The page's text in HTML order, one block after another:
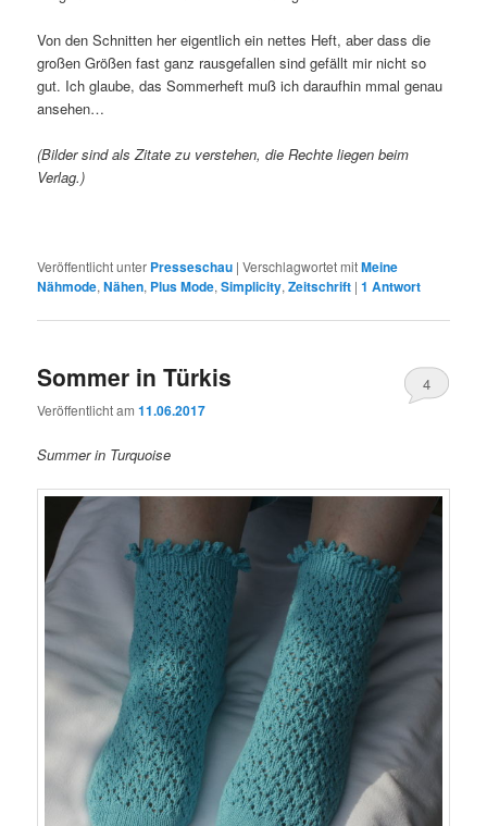
Von den Schnitten her eigentlich ein nettes Heft, aber dass die
großen Größen fast ganz rausgefallen sind gefällt mir nicht so
gut. Ich glaube, das Sommerheft muß ich daraufhin mmal genau
ansehen…
(Bilder sind als Zitate zu verstehen, die Rechte liegen beim
Verlag.)
Veröffentlicht unter Presseschau |Verschlagwortet mitMeine
Nähmode,Nähen, Plus Mode,Simplicity,Zeitschrift |1 Antwort
Sommer in Türkis
Veröffentlicht am11.06.2017
4
Summer in Turquoise